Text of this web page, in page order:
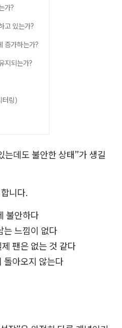
가?
고 있는가?
증가하는가?
지되는가?
터링)
데도 불안한 상태”가 생길
니다.
불안하다
는 느낌이 없다
팬은 없는 것 같다
아오지 않는다